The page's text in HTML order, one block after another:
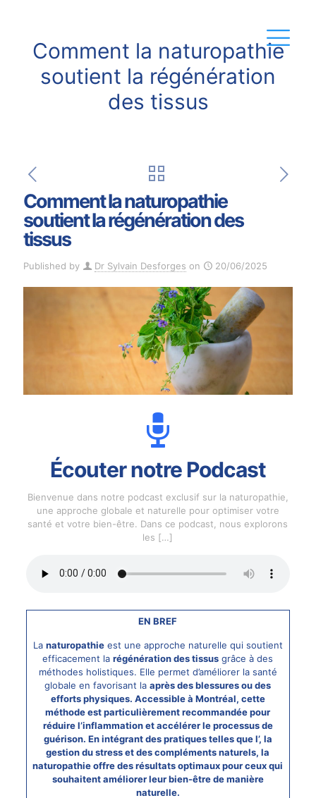
Comment la naturopathie
soutient la régénération
des tissus
Comment la naturopathie
soutient la régénération des
tissus
Published by Dr Sylvain Desforges on 20/06/2025
Écouter notre Podcast
Bienvenue dans notre podcast exclusif sur la naturopathie,
une approche globale et naturelle pour optimiser votre
santé et votre bien-être. Dans ce podcast, nous explorons
les […]
EN BREF
La naturopathieest une approche naturelle qui soutient
efficacement larégénération des tissus grâce à des
méthodes holistiques. Elle permet d’améliorer la santé
globale en favorisant laaprès des blessures ou des
efforts physiques. Accessible à Montréal, cette
méthode est particulièrement recommandée pour
réduire l’inflammationetaccélérer le processus de
guérison. En intégrant des pratiques telles que l’, la
gestion du stresset descompléments naturels, la
naturopathie offre des résultats optimaux pour ceux qui
souhaitentaméliorer leur bien-êtrede manière
naturelle.